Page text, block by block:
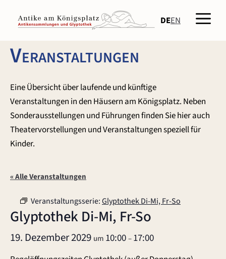
Inhalt
springen
DEEN
Veranstaltungen
Eine Übersicht über laufende und künftige
Veranstaltungen in den Häusern am Königsplatz. Neben
Sonderausstellungen und Führungen finden Sie hier auch
Theatervorstellungen und Veranstaltungen speziell für
Kinder.
« Alle Veranstaltungen
Veranstaltungsserie:Glyptothek Di-Mi, Fr-So
Glyptothek Di-Mi, Fr-So
19. Dezember 2029 um 10:00–17:00